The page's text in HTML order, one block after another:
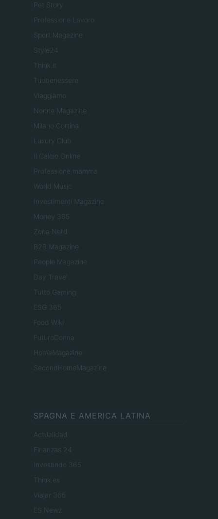
Pet Story
Professione Lavoro
Sport Magazine
Style24
Think.it
Tuobenessere
Viaggiamo
Nonne Magazine
Milano Cortina
Luxury Club
Il Calcio Online
Professione mamma
World Music
Investimenti Magazine
Money 365
Zona Nerd
B2B Magazine
People Magazine
Day Travel
Tutto Gaming
ESG 365
Food Wiki
FuturoDonna
HomeMagazine
SecondHomeMagazine
SPAGNA E AMERICA LATINA
Actualidad
Finanzas 24
Investindo 365
Think.es
Viajar 365
ES Newz